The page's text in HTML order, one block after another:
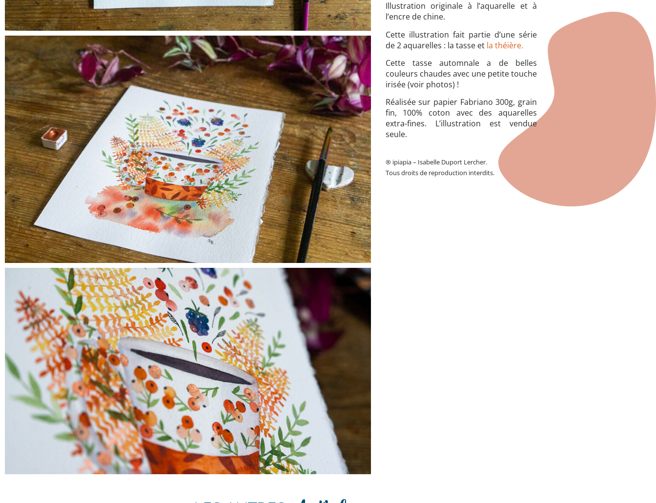
Illustration originale à l’aquarelle et à
l’encre de chine.
Cette illustration fait partie d’une série
de 2 aquarelles : la tasse et la théière.
Cette tasse automnale a de belles
couleurs chaudes avec une petite touche
irisée (voir photos) !
Réalisée sur papier Fabriano 300g, grain
fin, 100% coton avec des aquarelles
extra-fines. L’illustration est vendue
seule.
® ipiapia – Isabelle Duport Lercher.
Tous droits de reproduction interdits.